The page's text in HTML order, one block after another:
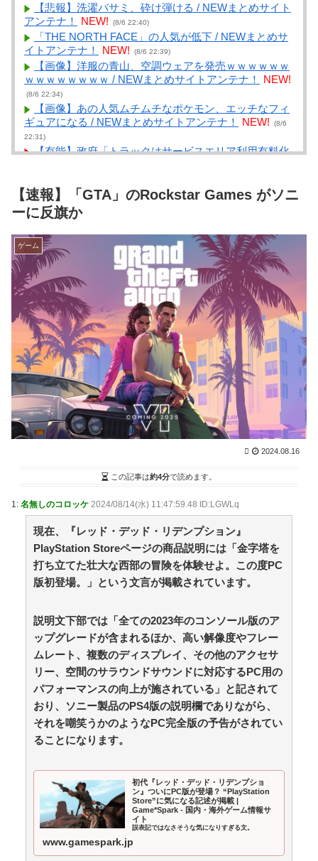
【悲報】洗濯バサミ、砕け弾ける / NEWまとめサイト
アンテナ！
NEW! (8/6 22:40)
「THE NORTH FACE」の人気が低下 / NEWまとめサ
イトアンテナ！
NEW! (8/6 22:39)
【画像】洋服の青山、空調ウェアを発売ｗｗｗｗｗｗ
ｗｗｗｗｗｗｗｗ / NEWまとめサイトアンテナ！
NEW!
(8/6 22:34)
【画像】あの人気ムチムチなポケモン、エッチなフィ
ギュアになる / NEWまとめサイトアンテナ！
NEW!
(8/6
22:31)
【有能】政府「トラックはサービスエリア利用有料化
22:27)
「悪の組織にちんぽ怪人に改造されたやる夫のお
話」 その４ / まとめるZ
【経済】産経新聞、東北での発行を休止へ 11月末、
コスト増で合理化 / まとめるZ NEW! (8/6 22:04)
うちの兄弟二匹は、自分からベッドに入ってくる 出来
るだけ密着する面積を大きくしようとしてるようでぴっ
たりくっついてくる【再】 / まとめるZ NEW! (8/6 22:04)
【安価・あんこ】らぶぽーしょんめーかー 最終話 こ
れは、後の時代の始まり / まとめるZ
NEW! (8/6 22:04)
昔、姉夫婦と私と彼氏の4人で食事した帰りに『この
悪魔！！！』って女性の叫び声が聞こえた。【再】 / ま
とめるZ NEW! (8/6 22:04)
【画像】本田望結の妹、本田望結より実ってしまう /
2chまとめアンテナ！ NEW! (8/6 21:54)
【朗報】阪神の新外国人D.ガルシアさんOPS.966の
wRC+188wwwwwwwwwwwwwwwwwwwwwwwwwwww
ww / 2chまとめアンテナ！
NEW! (8/6 21:54)
移民を過剰に問題視してる人ら一定数いるけどさ / 2ch
【悲報】韓国サッカー 国際試合で審判買収(性接待)
wwwwwwwwwwwwwwwwwwwwwwwwwwwwwwwwww
(8/6 21:54)
36歳の彼女と結婚したいのに、家族が猛反対。家族か
ら信じられない言葉が飛び出した… 他 / 2chnaviヘッド
ライン (12/24 07:00)
平穏が少しずつ壊れていく家族の物語。
魚のフライ、アジフライしか存在しない・・・ / 5chま
とめMAP(総合) NEW! (8/6 22:11)
避難所にベッドがない！と文句たらたらだった左派、
実際に避難所にベッドが搬入されてしまった結果…… /
anaguro - 総合
NEW! (8/6 22:10)
日本「沖縄県知事選（9月」一色正春「海難事件追及
（検証」八重山日報「抗議団体が危険航行（生徒乗せ制
【経済】産経新聞、東北での発行を休止へ 11月末、
コスト増で合理化 / 5chまとめMAP(総合) NEW!
客が使ったビールジョッキを水だけですすいで再提供
した日本の飲食店…韓国のネットで物議 / anaguro - 総合
NEW! (8/6 22:00)
【アホの大朝鮮】中国外務省、広島原爆投下に関して
【速報】「GTA」のRockstar Games がソニ
ーに反旗か
ゲーム
2024.08.16
この記事は約4分で読めます。
1: 名無しのコロッケ 2024/08/14(水) 11:47:59.48 ID:LGWLq
現在、『レッド・デッド・リデンプション』
PlayStation Storeページの商品説明には「金字塔を
打ち立てた壮大な西部の冒険を体験せよ。この度PC
版初登場。」という文言が掲載されています。
説明文下部では「全ての2023年のコンソール版のア
ップグレードが含まれるほか、高い解像度やフレー
ムレート、複数のディスプレイ、その他のアクセサ
リー、空間のサラウンドサウンドに対応するPC用の
パフォーマンスの向上が施されている」と記されて
おり、ソニー製品のPS4版の説明欄でありながら、
それを嘲笑うかのようなPC完全版の予告がされてい
ることになります。
初代『レッド・デッド・リデンプショ
ン』ついにPC版が登場？ “PlayStation
Store”に気になる記述が掲載 |
Game*Spark - 国内・海外ゲーム情報サ
イト
誤表記ではなさそうな気になりすぎる文。
www.gamespark.jp